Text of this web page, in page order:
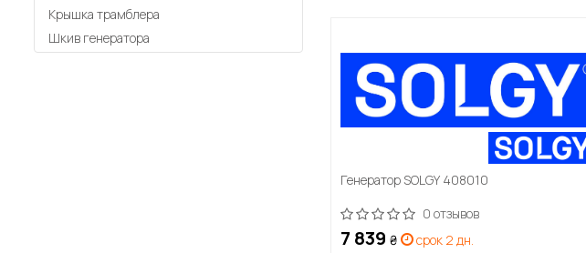
Крышка трамблера
Шкив генератора
Генератор SOLGY 408010
0 отзывов
7 839 ₴
срок 2 дн.